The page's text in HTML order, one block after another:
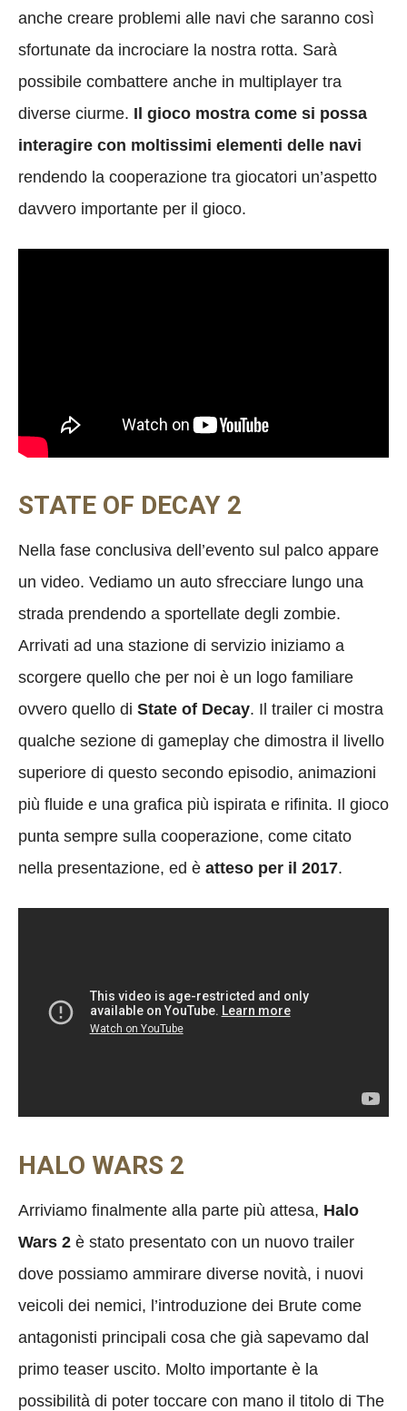
anche creare problemi alle navi che saranno così
sfortunate da incrociare la nostra rotta. Sarà
possibile combattere anche in multiplayer tra
diverse ciurme. Il gioco mostra come si possa
interagire con moltissimi elementi delle navi
rendendo la cooperazione tra giocatori un’aspetto
davvero importante per il gioco.
STATE OF DECAY 2
Nella fase conclusiva dell’evento sul palco appare
un video. Vediamo un auto sfrecciare lungo una
strada prendendo a sportellate degli zombie.
Arrivati ad una stazione di servizio iniziamo a
scorgere quello che per noi è un logo familiare
ovvero quello di State of Decay. Il trailer ci mostra
qualche sezione di gameplay che dimostra il livello
superiore di questo secondo episodio, animazioni
più fluide e una grafica più ispirata e rifinita. Il gioco
punta sempre sulla cooperazione, come citato
nella presentazione, ed è atteso per il 2017.
HALO WARS 2
Arriviamo finalmente alla parte più attesa, Halo
Wars 2 è stato presentato con un nuovo trailer
dove possiamo ammirare diverse novità, i nuovi
veicoli dei nemici, l’introduzione dei Brute come
antagonisti principali cosa che già sapevamo dal
primo teaser uscito. Molto importante è la
possibilità di poter toccare con mano il titolo di The